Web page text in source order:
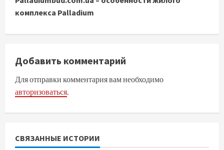
д
о
л
ж
и
т
ь
комплекса Palladium
Добавить комментарий
Для отправки комментария вам необходимо
авторизоваться.
СВЯЗАННЫЕ ИСТОРИИ